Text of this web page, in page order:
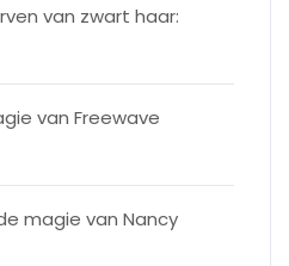
van zwart haar:
van Freewave
magie van Nancy